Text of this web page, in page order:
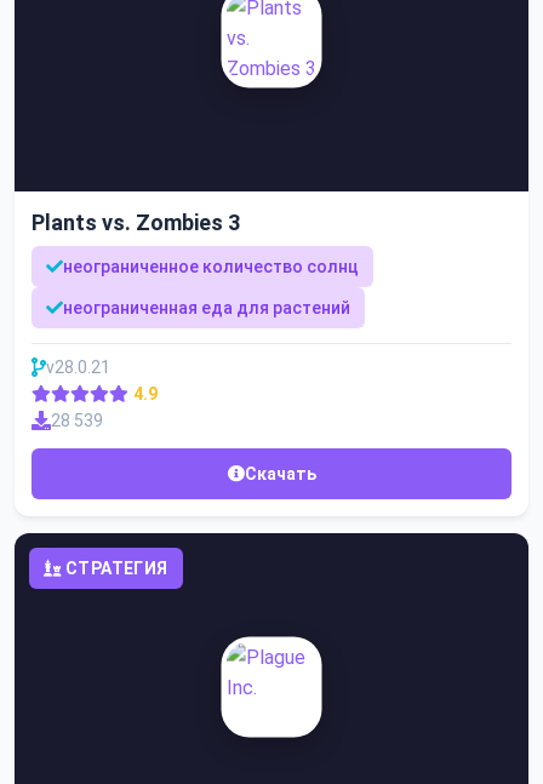
Plants vs. Zombies 3
неограниченное количество солнц
неограниченная еда для растений
v28.0.21
4.9
28 539
Скачать
СТРАТЕГИЯ